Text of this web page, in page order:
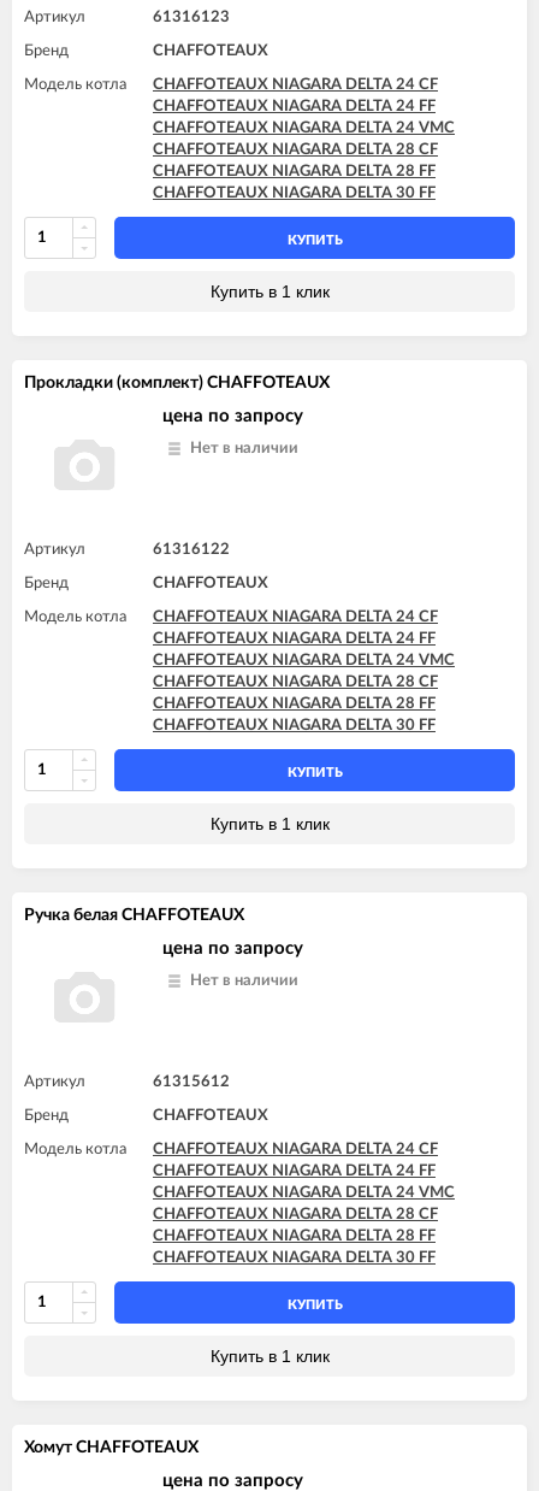
CHAFFOTEAUX TALIA SYSTEM 25 FF
CHAFFOTEAUX TALIA SYSTEM 35 FF
Артикул 61316123
Бренд CHAFFOTEAUX
Модель котла
CHAFFOTEAUX NIAGARA DELTA 24 CF
CHAFFOTEAUX NIAGARA DELTA 24 FF
CHAFFOTEAUX NIAGARA DELTA 24 VMC
CHAFFOTEAUX NIAGARA DELTA 28 CF
CHAFFOTEAUX NIAGARA DELTA 28 FF
CHAFFOTEAUX NIAGARA DELTA 30 FF
КУПИТЬ
Купить в 1 клик
Прокладки (комплект) CHAFFOTEAUX
цена по запросу
Нет в наличии
Артикул 61316122
Бренд CHAFFOTEAUX
Модель котла
CHAFFOTEAUX NIAGARA DELTA 24 CF
CHAFFOTEAUX NIAGARA DELTA 24 FF
CHAFFOTEAUX NIAGARA DELTA 24 VMC
CHAFFOTEAUX NIAGARA DELTA 28 CF
CHAFFOTEAUX NIAGARA DELTA 28 FF
CHAFFOTEAUX NIAGARA DELTA 30 FF
КУПИТЬ
Купить в 1 клик
Ручка белая CHAFFOTEAUX
цена по запросу
Нет в наличии
Артикул 61315612
Бренд CHAFFOTEAUX
Модель котла
CHAFFOTEAUX NIAGARA DELTA 24 CF
CHAFFOTEAUX NIAGARA DELTA 24 FF
CHAFFOTEAUX NIAGARA DELTA 24 VMC
CHAFFOTEAUX NIAGARA DELTA 28 CF
CHAFFOTEAUX NIAGARA DELTA 28 FF
CHAFFOTEAUX NIAGARA DELTA 30 FF
КУПИТЬ
Купить в 1 клик
Хомут CHAFFOTEAUX
цена по запросу